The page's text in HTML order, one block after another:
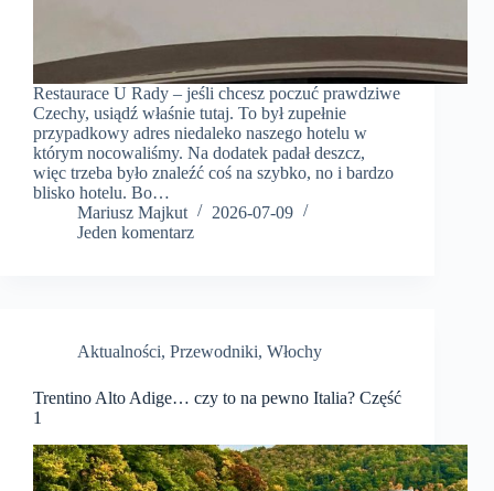
Restaurace U Rady – jeśli chcesz poczuć prawdziwe
Czechy, usiądź właśnie tutaj. To był zupełnie
przypadkowy adres niedaleko naszego hotelu w
którym nocowaliśmy. Na dodatek padał deszcz,
więc trzeba było znaleźć coś na szybko, no i bardzo
blisko hotelu. Bo…
Mariusz Majkut
2026-07-09
Jeden komentarz
Aktualności, Przewodniki, Włochy
Trentino Alto Adige… czy to na pewno Italia? Część
1